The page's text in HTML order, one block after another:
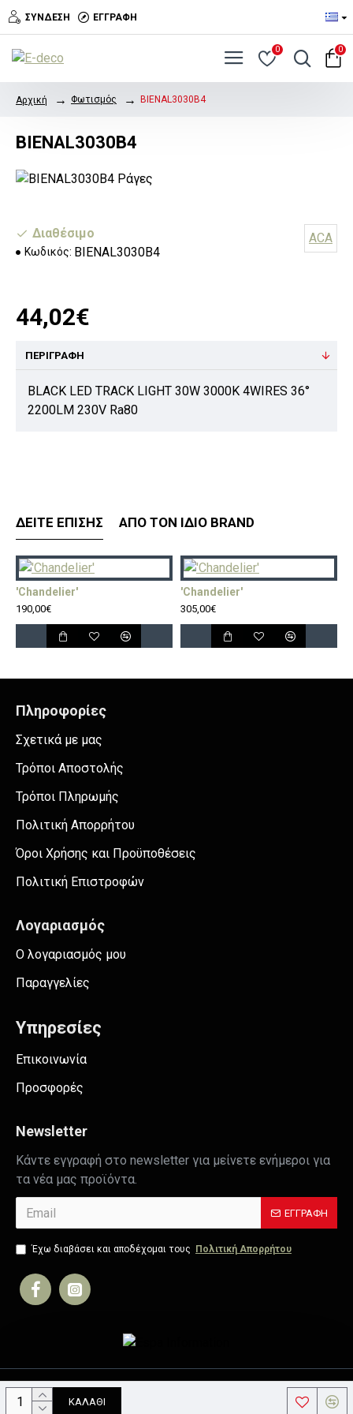
ΣΎΝΔΕΣΗ ΕΓΓΡΑΦΉ
0 0
Αρχική Φωτισμός BIENAL3030B4
BIENAL3030B4
Διαθέσιμο
Κωδικός: BIENAL3030B4
ACA
44,02€
ΚΑΛΆΘΙ
ΠΕΡΙΓΡΑΦΉ
BLACK LED TRACK LIGHT 30W 3000K 4WIRES 36°
2200LM 230V Ra80
ΔΕΊΤΕ ΕΠΊΣΗΣ ΑΠΌ ΤΟΝ ΊΔΙΟ BRAND
'Chandelier'
190,00€
'Chandelier'
305,00€
Πληροφορίες
Σχετικά με μας
Τρόποι Αποστολής
Τρόποι Πληρωμής
Πολιτική Απορρήτου
Όροι Χρήσης και Προϋποθέσεις
Πολιτική Επιστροφών
Λογαριασμός
Ο λογαριασμός μου
Παραγγελίες
Υπηρεσίες
Επικοινωνία
Προσφορές
Newsletter
Κάντε εγγραφή στο newsletter για μείνετε ενήμεροι για
τα νέα μας προϊόντα.
ΕΓΓΡΑΦΉ
Έχω διαβάσει και αποδέχομαι τους Πολιτική Απορρήτου